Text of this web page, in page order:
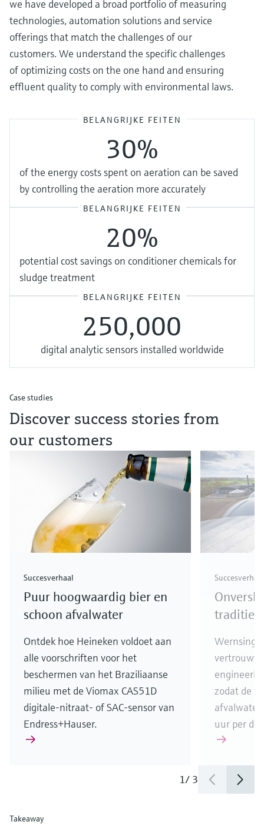
we have developed a broad portfolio of measuring
technologies, automation solutions and service
offerings that match the challenges of our
customers. We understand the specific challenges
of optimizing costs on the one hand and ensuring
effluent quality to comply with environmental laws.
BELANGRIJKE FEITEN
30%
of the energy costs spent on aeration can be saved
by controlling the aeration more accurately
BELANGRIJKE FEITEN
20%
potential cost savings on conditioner chemicals for
sludge treatment
BELANGRIJKE FEITEN
250,000
digital analytic sensors installed worldwide
Case studies
Discover success stories from
our customers
Succesverhaal
Puur hoogwaardig bier en
schoon afvalwater
Ontdek hoe Heineken voldoet aan
alle voorschriften voor het
beschermen van het Braziliaanse
milieu met de Viomax CAS51D
digitale-nitraat- of SAC-sensor van
Endress+Hauser.
Succesverhaal
traditie
Wernsing
vertrouwt
zodat de
uur per
1/ 3
Takeaway